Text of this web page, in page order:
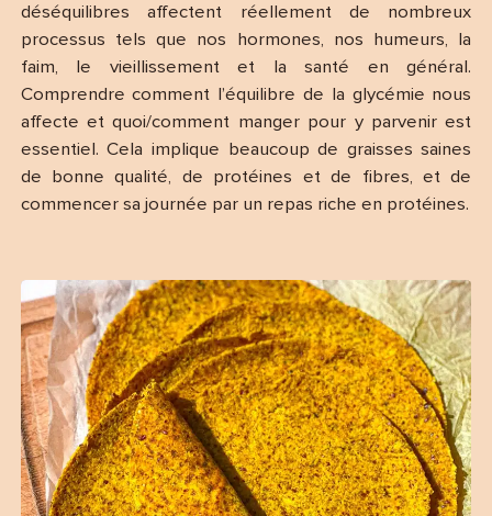
déséquilibres affectent réellement de nombreux
processus tels que nos hormones, nos humeurs, la
faim, le vieillissement et la santé en général.
Comprendre comment l’équilibre de la glycémie nous
affecte et quoi/comment manger pour y parvenir est
essentiel. Cela implique beaucoup de graisses saines
de bonne qualité, de protéines et de fibres, et de
commencer sa journée par un repas riche en protéines.